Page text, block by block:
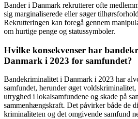
Bander i Danmark rekrutterer ofte
sig marginaliserede eller søger
Rekrutteringen kan foregå gennem
om hurtige penge og statussymboler.
Hvilke konsekvenser har
Danmark i 2023 for samfundet?
Bandekriminalitet i Danmark i 2023 har
samfundet, herunder øget
utryghed i lokalsamfundene og skade på
sammenhængskraft. Det påvirker både de
kriminaliteten og det omgivende samfund